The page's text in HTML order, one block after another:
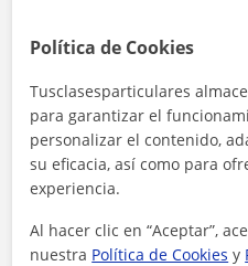
Política de Cookies
Tusclasesparticulares
para garantizar el
personalizar el contenido,
su eficacia, así como para
experiencia.
Al hacer clic en “Aceptar”,
nuestra Política de Cookies y